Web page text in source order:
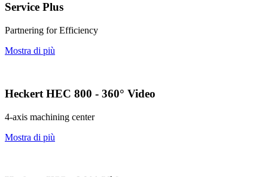
Service Plus
Partnering for Efficiency
Mostra di più
Heckert HEC 800 - 360° Video
4-axis machining center
Mostra di più